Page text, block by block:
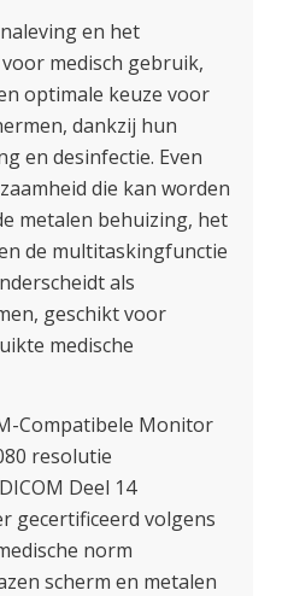
en het
medisch gebruik,
optimale keuze voor
dankzij hun
en desinfectie. Even
die kan worden
metalen behuizing, het
de multitaskingfunctie
als
geschikt voor
medische
Compatibele Monitor
resolutie
Deel 14
gecertificeerd volgens
norm
scherm en metalen